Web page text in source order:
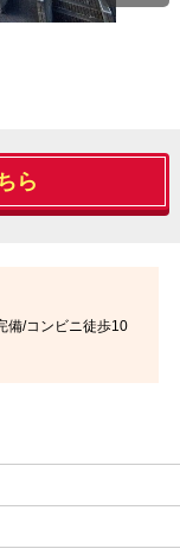
ら
備/コンビニ徒歩10